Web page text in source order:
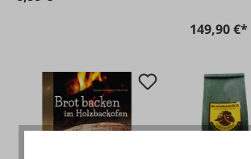
149,90 €*